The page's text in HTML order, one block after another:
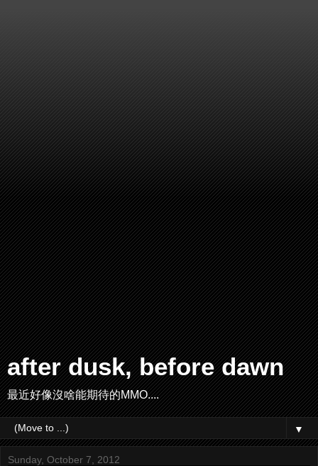
after dusk, before dawn
最近好像沒啥能期待的MMO....
▼
Sunday, October 7, 2012